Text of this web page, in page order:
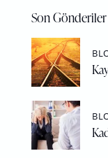
Son Gönderiler